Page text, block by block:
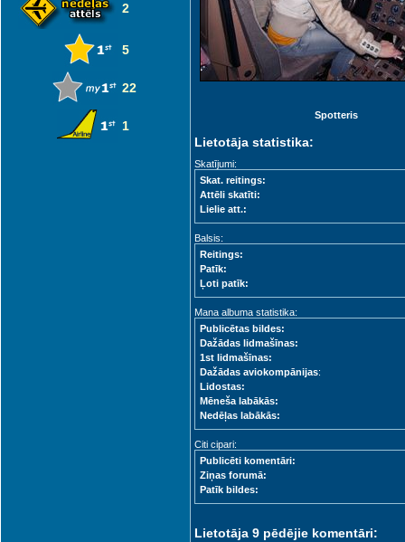
2
5
22
1
Spotteris
Lietotāja statistika:
Skatījumi:
Skat. reitings:
Attēli skatīti:
Lielie att.:
Balsis:
Reitings:
Patīk:
Ļoti patīk:
Mana albuma statistika:
Publicētas bildes:
Dažādas lidmašīnas:
1st lidmašīnas:
Dažādas aviokompānijas:
Lidostas:
Mēneša labākās:
Nedēļas labākās:
Citi cipari:
Publicēti komentāri:
Ziņas forumā:
Patīk bildes:
Lietotāja 9 pēdējie komentāri: